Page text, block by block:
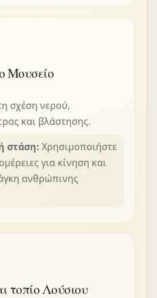
Μουσείο
σχέση νερού,
και βλάστησης.
στάση: Χρησιμοποιήστε
για κίνηση και
ανθρώπινης
τοπίο Λούσιου